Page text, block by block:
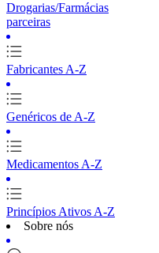
Drogarias/Farmácias
parceiras
Fabricantes A-Z
Genéricos de A-Z
Medicamentos A-Z
Princípios Ativos A-Z
Sobre nós